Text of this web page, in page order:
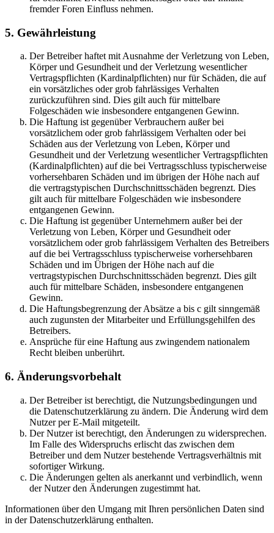
fremder Foren Einfluss nehmen.
5. Gewährleistung
Der Betreiber haftet mit Ausnahme der Verletzung von Leben,
Körper und Gesundheit und der Verletzung wesentlicher
Vertragspflichten (Kardinalpflichten) nur für Schäden, die auf
ein vorsätzliches oder grob fahrlässiges Verhalten
zurückzuführen sind. Dies gilt auch für mittelbare
Folgeschäden wie insbesondere entgangenen Gewinn.
Die Haftung ist gegenüber Verbrauchern außer bei
vorsätzlichem oder grob fahrlässigem Verhalten oder bei
Schäden aus der Verletzung von Leben, Körper und
Gesundheit und der Verletzung wesentlicher Vertragspflichten
(Kardinalpflichten) auf die bei Vertragsschluss typischerweise
vorhersehbaren Schäden und im übrigen der Höhe nach auf
die vertragstypischen Durchschnittsschäden begrenzt. Dies
gilt auch für mittelbare Folgeschäden wie insbesondere
entgangenen Gewinn.
Die Haftung ist gegenüber Unternehmern außer bei der
Verletzung von Leben, Körper und Gesundheit oder
vorsätzlichem oder grob fahrlässigem Verhalten des Betreibers
auf die bei Vertragsschluss typischerweise vorhersehbaren
Schäden und im Übrigen der Höhe nach auf die
vertragstypischen Durchschnittsschäden begrenzt. Dies gilt
auch für mittelbare Schäden, insbesondere entgangenen
Gewinn.
Die Haftungsbegrenzung der Absätze a bis c gilt sinngemäß
auch zugunsten der Mitarbeiter und Erfüllungsgehilfen des
Betreibers.
Ansprüche für eine Haftung aus zwingendem nationalem
Recht bleiben unberührt.
6. Änderungsvorbehalt
Der Betreiber ist berechtigt, die Nutzungsbedingungen und
die Datenschutzerklärung zu ändern. Die Änderung wird dem
Nutzer per E-Mail mitgeteilt.
Der Nutzer ist berechtigt, den Änderungen zu widersprechen.
Im Falle des Widerspruchs erlischt das zwischen dem
Betreiber und dem Nutzer bestehende Vertragsverhältnis mit
sofortiger Wirkung.
Die Änderungen gelten als anerkannt und verbindlich, wenn
der Nutzer den Änderungen zugestimmt hat.
Informationen über den Umgang mit Ihren persönlichen Daten sind
in der Datenschutzerklärung enthalten.